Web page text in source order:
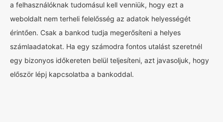
a felhasználóknak tudomásul kell venniük, hogy ezt a
weboldalt nem terheli felelősség az adatok helyességét
érintően. Csak a bankod tudja megerősíteni a helyes
számlaadatokat. Ha egy számodra fontos utalást szeretnél
egy bizonyos időkereten belül teljesíteni, azt javasoljuk, hogy
először lépj kapcsolatba a bankoddal.